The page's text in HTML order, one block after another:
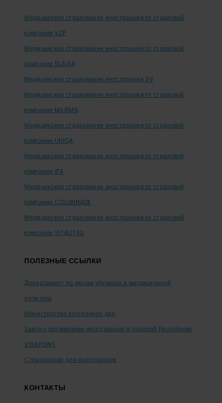
Медицинское страхование иностранцев от страховой
компании VZP
Медицинское страхование иностранцев от страховой
компании SLAVIA
Медицинское страхование иностранцев SV
Медицинское страхование иностранцев от страховой
компании MAXIMA
Медицинское страхование иностранцев от страховой
компании UNIQA
Медицинское страхование иностранцев от страховой
компании IPA
Медицинское страхование иностранцев от страховой
компании COLONNADE
Медицинское страхование иностранцев от страховой
компании VITALITAS
ПОЛЕЗНЫЕ ССЫЛКИ
Департамент по делам убежища и миграционной
политики
Министерство внутренних дел
Закон о проживании иностранцев в Чешской Республике
VISAPOINT
Страхование для иностранцев
КОНТАКТЫ